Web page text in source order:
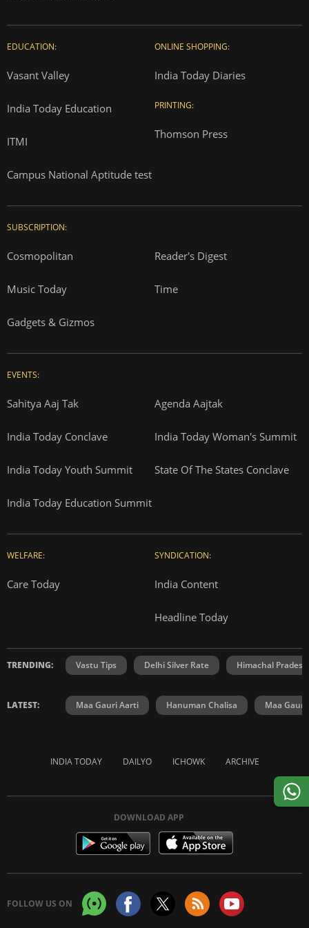
EDUCATION:
Vasant Valley
India Today Education
ITMI
Campus National Aptitude test
ONLINE SHOPPING:
India Today Diaries
PRINTING:
Thomson Press
SUBSCRIPTION:
Cosmopolitan Reader's Digest
Music Today Time
Gadgets & Gizmos
EVENTS:
Sahitya Aaj Tak Agenda Aajtak
India Today Conclave India Today Woman's Summit
India Today Youth Summit State Of The States Conclave
India Today Education Summit
WELFARE:
Care Today
SYNDICATION:
India Content
Headline Today
TRENDING: Vastu Tips Delhi Silver Rate Himachal
LATEST: Maa Gauri Aarti Hanuman Chalisa Maa Gauri
INDIA TODAY DAILYO ICHOWK ARCHIVE
DOWNLOAD APP
FOLLOW US ON